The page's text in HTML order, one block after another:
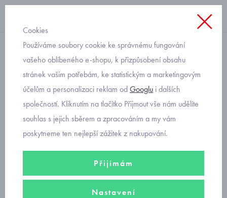
zavazovací
kojenecká čepička z
bambusové viskózy Jamiks
Acapulco
Cookies
Používáme soubory cookie ke správnému fungování
vašeho oblíbeného e-shopu, k přizpůsobení obsahu
stránek vašim potřebám, ke statistickým a marketingovým
účelům a personalizaci reklam odGooglu i dalších
společností. Kliknutím na tlačítko Přijmout vše nám udělíte
souhlas s jejich sběrem a zpracováním a my vám
poskytneme ten nejlepší zážitek z nakupování.
Přijímám
Nastavení